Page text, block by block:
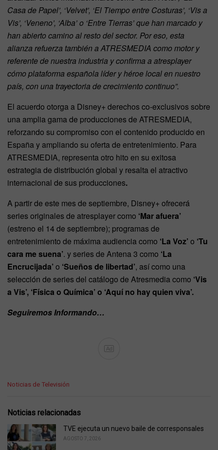
Casa de Papel’, ‘Velvet’, ‘El Tiempo entre Costuras’, ‘Vis a
Vis’, ‘Veneno’, ‘Alba’ o ‘Entre Tierras’ que han marcado y
han abierto camino al resto del sector. Por eso, esta
alianza refuerza también a ATRESMEDIA como motor y
referente de nuestra industria y confirma a atresplayer
cómo plataforma española líder y héroe local en nuestro
país, con una trayectoria de crecimiento continuo”.
El acuerdo otorga a Disney+ derechos co-exclusivos sobre
una amplia gama de producciones de ATRESMEDIA,
reforzando su compromiso con el contenido producido en
España y ampliando su oferta de entretenimiento. Para
ATRESMEDIA, representa otro hito en su exitosa
estrategia de distribución global y resalta el atractivo
internacional de sus producciones.
A partir de este mes de septiembre, Disney+ ofrecerá
series originales de atresplayer como ‘Mar afuera’
(estreno el 14 de septiembre); programas de
entretenimiento de máxima audiencia como ‘La Voz’ o ‘Tu
cara me suena’. y series de Antena 3 como ‘La
Encrucijada’ o ‘Sueños de libertad’, así como una
selección de series del catálogo de Atresmedia como ‘Vis
a Vis’, ‘Física o Química’ o ‘Aquí no hay quien viva’.
Seguiremos Informando…
Ad
C
e
o
r
i
Noticias de Televisión
Noticias relacionadas
TVE ejecuta un nuevo baile de corresponsales
AGOSTO 7, 2026